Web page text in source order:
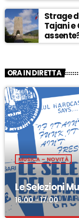
Strage
Tajani e
ORA IN DIRETTA
MUSICA – NOVITÀ
Le Selezioni
16:00 - 17:00